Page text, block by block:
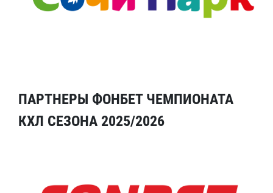
ПАРТНЕРЫ ФОНБЕТ ЧЕМПИОНАТА
КХЛ СЕЗОНА 2025/2026